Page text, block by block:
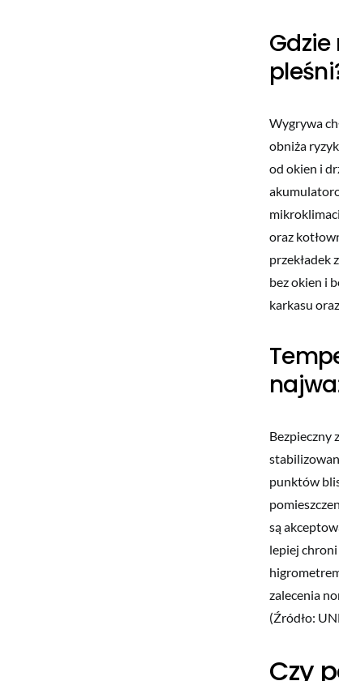
Wygrywa
obniża
od okien i
oraz
przekładek
bez okien i
karkasu
Bezpieczny
punktów
są
lepiej
zalecenia
(Źródło:
Czy